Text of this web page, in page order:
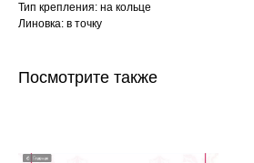
Тип крепления: на кольце
Линовка: в точку
Посмотрите также